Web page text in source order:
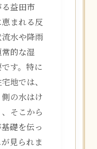
益田市
まれる反
水や降雨
的な湿
す。特に
地では、
の水はけ
そこから
礎を伝っ
見られま